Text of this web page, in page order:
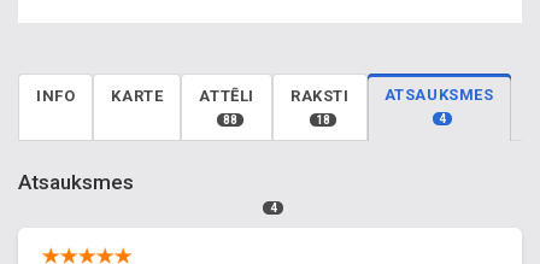
INFO KARTE ATTĒLI
88
RAKSTI
18
ATSAUKSMES
4
Atsauksmes
4